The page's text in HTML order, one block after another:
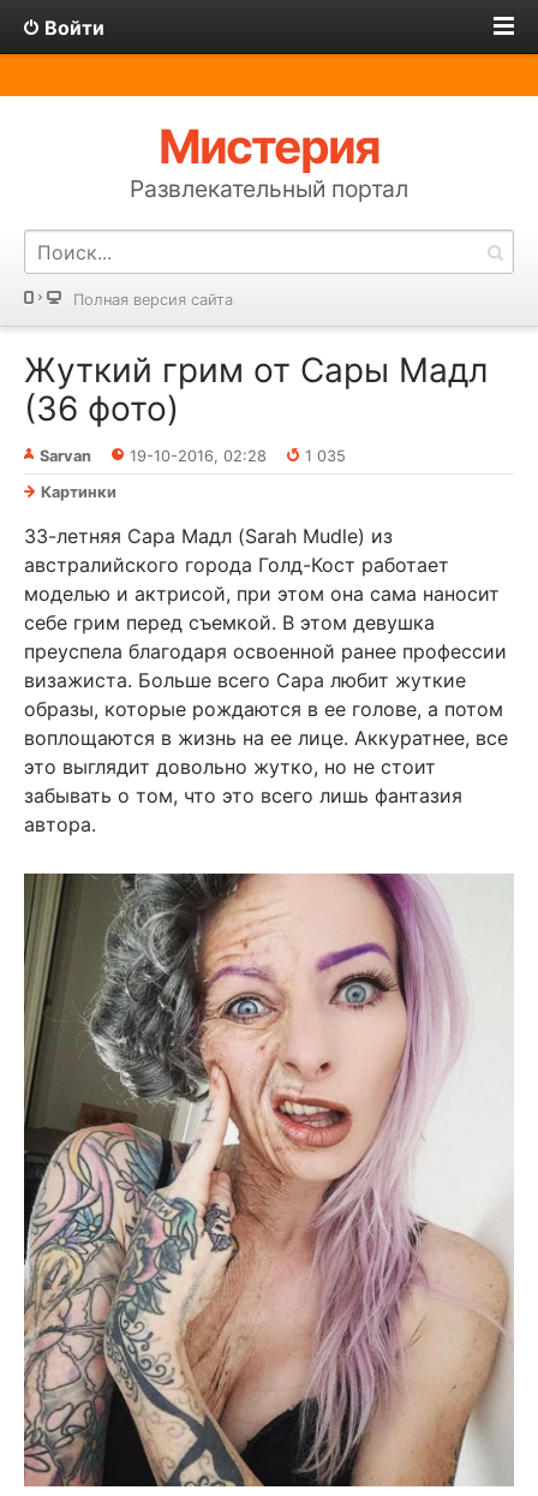
Войти
Мистерия
Развлекательный портал
Полная версия сайта
Жуткий грим от Сары Мадл
(36 фото)
Sarvan 19-10-2016, 02:28
1 035
Картинки
33-летняя Сара Мадл (Sarah Mudle) из
австралийского города Голд-Кост работает
моделью и актрисой, при этом она сама наносит
себе грим перед съемкой. В этом девушка
преуспела благодаря освоенной ранее профессии
визажиста. Больше всего Сара любит жуткие
образы, которые рождаются в ее голове, а потом
воплощаются в жизнь на ее лице. Аккуратнее, все
это выглядит довольно жутко, но не стоит
забывать о том, что это всего лишь фантазия
автора.